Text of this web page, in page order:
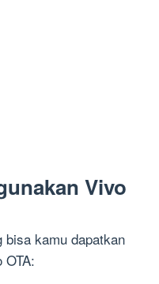
Vivo
bisa kamu dapatkan